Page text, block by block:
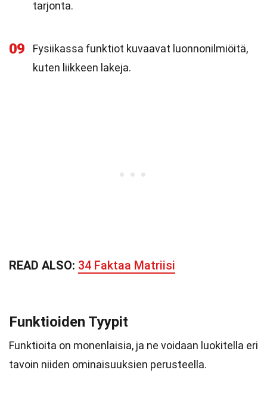
tarjonta.
09
Fysiikassa funktiot kuvaavat luonnonilmiöitä,
kuten liikkeen lakeja.
READ ALSO: 34 Faktaa Matriisi
Funktioiden Tyypit
Funktioita on monenlaisia, ja ne voidaan luokitella eri
tavoin niiden ominaisuuksien perusteella.